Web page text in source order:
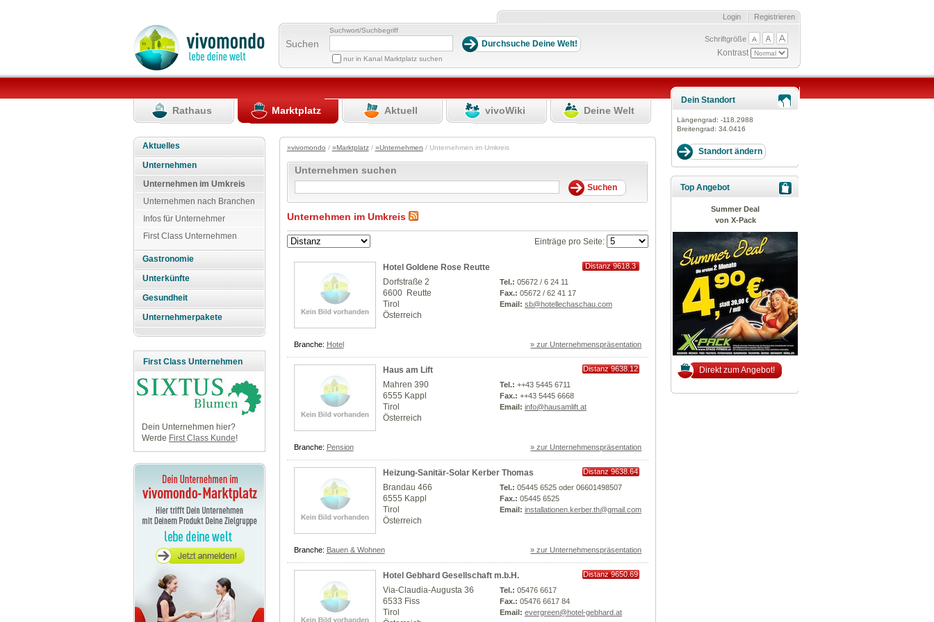
Registrieren
Login
Suchen
Suchwort/Suchbegriff
nur in Kanal Marktplatz suchen
Schriftgröße
Kontrast
Rathaus Marktplatz Aktuell vivoWiki Deine Welt
Aktuelles
Unternehmen
Unternehmen im Umkreis
Unternehmen nach Branchen
Infos für Unternehmer
First Class Unternehmen
Gastronomie
Unterkünfte
Gesundheit
Unternehmerpakete
First Class Unternehmen
Dein Unternehmen hier?
Werde First Class Kunde!
»vivomondo / »Marktplatz/ »Unternehmen / Unternehmen im Umkreis
Unternehmen suchen
Unternehmen im Umkreis
Einträge pro Seite:
Hotel Goldene Rose Reutte
Distanz 9618.3
Dorfstraße 2
6600 Reutte
Tirol
Österreich
Tel.: 05672 / 6 24 11
Fax.: 05672 / 62 41 17
Email: sb@hotellechaschau.com
Branche: Hotel » zur Unternehmenspräsentation
Haus am Lift
Distanz 9638.12
Mahren 390
6555 Kappl
Tirol
Österreich
Tel.: ++43 5445 6711
Fax.: ++43 5445 6668
Email: info@hausamlift.at
Branche: Pension » zur Unternehmenspräsentation
Heizung-Sanitär-Solar Kerber Thomas
Distanz 9638.64
Brandau 466
6555 Kappl
Tirol
Österreich
Tel.: 05445 6525 oder 06601498507
Fax.: 05445 6525
Email: installationen.kerber.th@gmail.com
Branche: Bauen & Wohnen » zur Unternehmenspräsentation
Hotel Gebhard Gesellschaft m.b.H.
Distanz 9650.69
Via-Claudia-Augusta 36
6533 Fiss
Tirol
Tel.: 05476 6617
Fax.: 05476 6617 84
Email: evergreen@hotel-gebhard.at
Dein Standort
Längengrad: -118.2988
Breitengrad: 34.0416
Top Angebot
Summer Deal
von X-Pack
Direkt zum Angebot!